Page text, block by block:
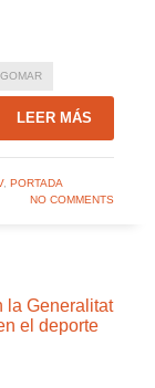
LEER MÁS
, PORTADA
NO COMMENTS
la Generalitat
el deporte